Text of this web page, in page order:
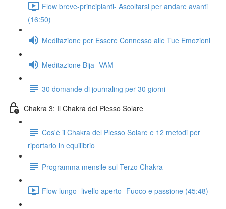
Flow breve-principianti- Ascoltarsi per andare avanti
(16:50)
Meditazione per Essere Connesso alle Tue Emozioni
Meditazione Bija- VAM
30 domande di journaling per 30 giorni
Chakra 3: Il Chakra del Plesso Solare
Cos'è il Chakra del Plesso Solare e 12 metodi per
riportarlo in equilibrio
Programma mensile sul Terzo Chakra
Flow lungo- livello aperto- Fuoco e passione (45:48)